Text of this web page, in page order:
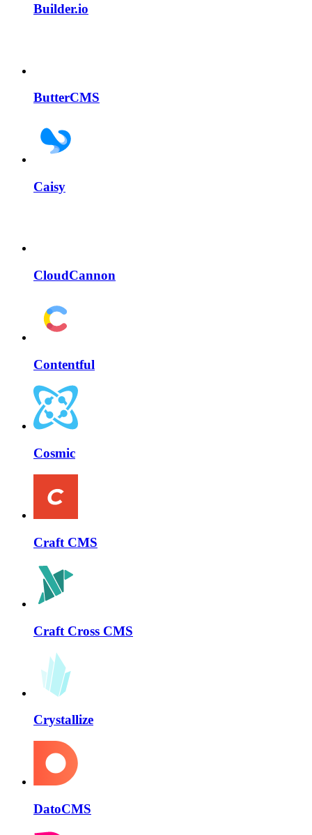
Builder.io
ButterCMS
Caisy
CloudCannon
Contentful
Cosmic
Craft CMS
Craft Cross CMS
Crystallize
DatoCMS